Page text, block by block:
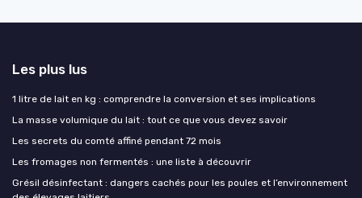
Les plus lus
1 litre de lait en kg : comprendre la conversion et ses implications
La masse volumique du lait : tout ce que vous devez savoir
Les secrets du comté affiné pendant 72 mois
Les fromages non fermentés : une liste à découvrir
Grésil désinfectant : dangers cachés pour les poules et l’environnement